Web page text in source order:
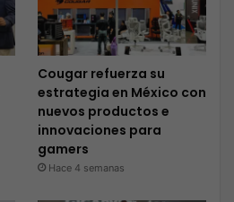
Cougar refuerza su
estrategia en México con
nuevos productos e
innovaciones para
gamers
Hace 4 semanas